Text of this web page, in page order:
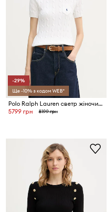
-29%
Ще -10% з кодом WEB*
Polo Ralph Lauren светр жіночий бавовняний
5799 грн
8199 грн